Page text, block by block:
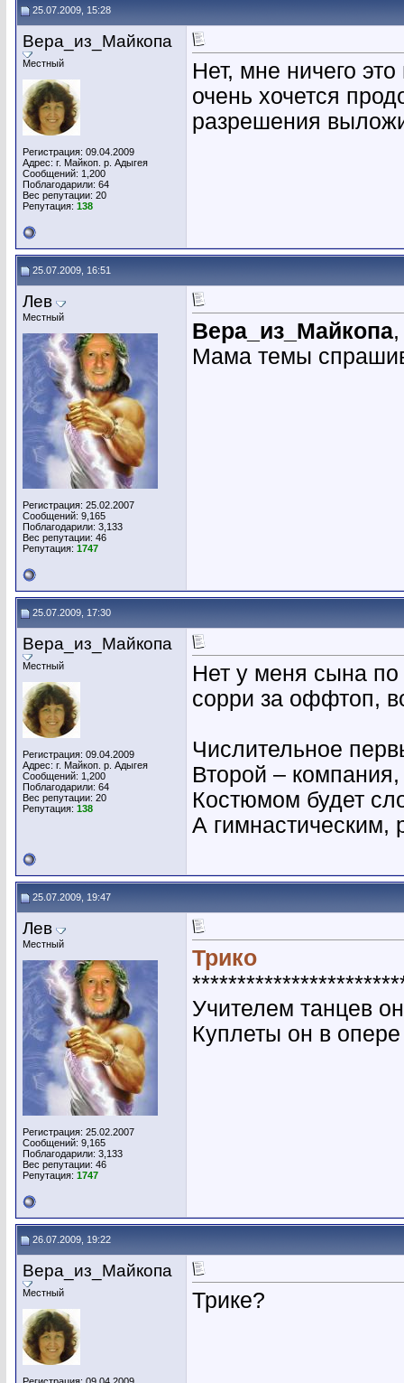
25.07.2009, 15:28
Вера_из_Майкопа
Местный
Регистрация: 09.04.2009
Адрес: г. Майкоп. р. Адыгея
Сообщений: 1,200
Поблагодарили: 64
Вес репутации: 20
Репутация: 138
Нет, мне ничего
очень хочется
разрешения
25.07.2009, 16:51
Лев
Местный
Регистрация: 25.02.2007
Сообщений: 9,165
Поблагодарили: 3,133
Вес репутации: 46
Репутация: 1747
Вера_из_Майкопа,
Мама темы
25.07.2009, 17:30
Вера_из_Майкопа
Местный
Регистрация: 09.04.2009
Адрес: г. Майкоп. р. Адыгея
Сообщений: 1,200
Поблагодарили: 64
Вес репутации: 20
Репутация: 138
Нет у меня сына
сорри за оффтоп,
Числительное
Второй –
Костюмом будет
А
25.07.2009, 19:47
Лев
Местный
Регистрация: 25.02.2007
Сообщений: 9,165
Поблагодарили: 3,133
Вес репутации: 46
Репутация: 1747
Трико
Учителем танцев
Куплеты он в
26.07.2009, 19:22
Вера_из_Майкопа
Местный Трике?